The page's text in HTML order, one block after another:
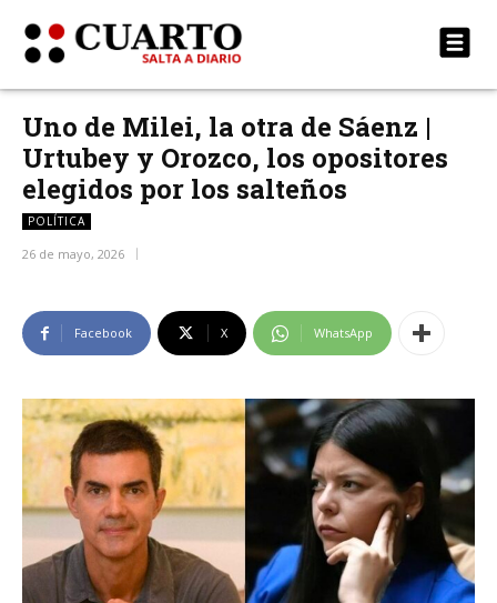
Uno de Milei, la otra de Sáenz |
Urtubey y Orozco, los opositores
elegidos por los salteños
POLÍTICA
26 de mayo, 2026
Facebook X WhatsApp